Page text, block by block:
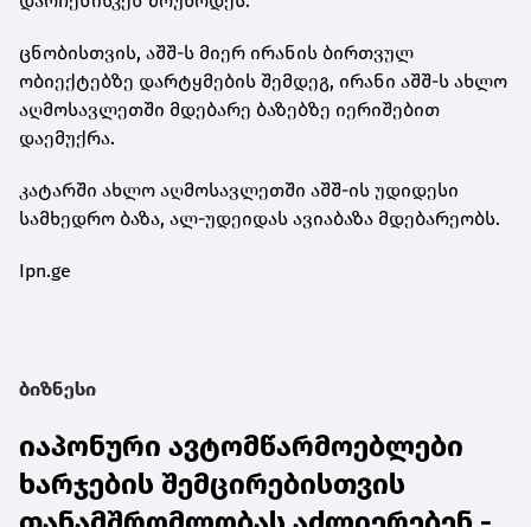
ცნობისთვის, აშშ-ს მიერ ირანის ბირთვულ
ობიექტებზე დარტყმების შემდეგ, ირანი აშშ-ს ახლო
აღმოსავლეთში მდებარე ბაზებზე იერიშებით
დაემუქრა.
კატარში ახლო აღმოსავლეთში აშშ-ის უდიდესი
სამხედრო ბაზა, ალ-უდეიდას ავიაბაზა მდებარეობს.
Ipn.ge
ბიზნესი
იაპონური ავტომწარმოებლები
ხარჯების შემცირებისთვის